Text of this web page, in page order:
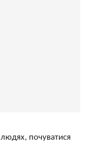
людях, почуватися